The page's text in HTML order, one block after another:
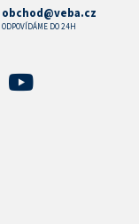
obchod@veba.cz
ODPOVÍDÁME DO 24H